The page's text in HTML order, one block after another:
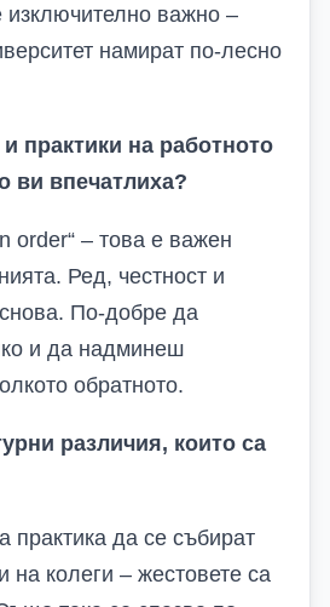
изключително важно –
намират по-лесно
практики на работното
ви впечатлиха?
order“ – това е важен
Ред, честност и
По-добре да
и да надминеш
обратното.
различия, които са
практика да се събират
на колеги – жестовете са